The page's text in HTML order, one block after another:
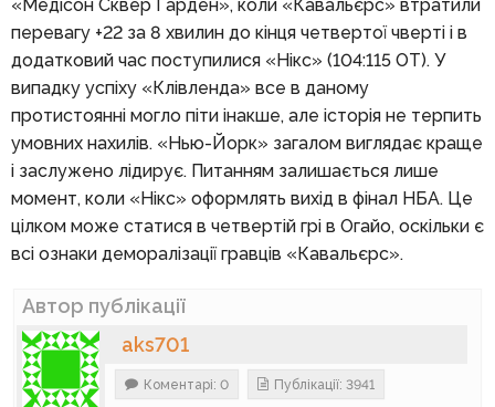
«Медісон Сквер Гарден», коли «Кавальєрс» втратили
перевагу +22 за 8 хвилин до кінця четвертої чверті і в
додатковий час поступилися «Нікс» (104:115 ОТ). У
випадку успіху «Клівленда» все в даному
протистоянні могло піти інакше, але історія не терпить
умовних нахилів. «Нью-Йорк» загалом виглядає краще
і заслужено лідирує. Питанням залишається лише
момент, коли «Нікс» оформлять вихід в фінал НБА. Це
цілком може статися в четвертій грі в Огайо, оскільки є
всі ознаки деморалізації гравців «Кавальєрс».
Автор публікації
aks701
Коментарі: 0 Публікації: 3941